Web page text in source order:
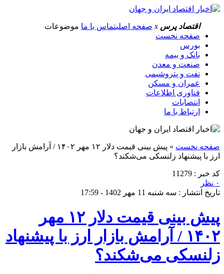
اقتصاد پرس x صفحه اصلیتماس با ما موضوعات
صفحه نخست
بورس
بانک و بیمه
صنعت و معدن
نفت و پتروشیمی
عمران و مسکن
فناوری اطلاعات
انتصابات
ارتباط با ما
صفحه نخست »
پیش بینی قیمت دلار ۱۲ مهر ۱۴۰۲ / آرامش بازار
ارز با پیشنهاد زلنسکی می‌شکند؟
کد خبر : 11279
۰ نظر
تاریخ انتشار : سه شنبه 11 مهر 1402 - 17:59
پیش بینی قیمت دلار ۱۲ مهر
۱۴۰۲ / آرامش بازار ارز با پیشنهاد
زلنسکی می‌شکند؟